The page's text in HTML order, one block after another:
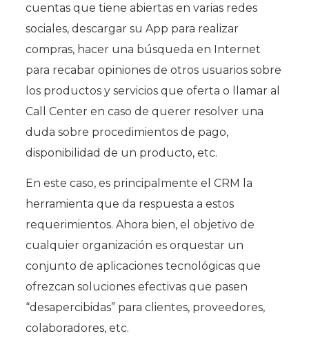
cuentas que tiene abiertas en varias redes
sociales, descargar su App para realizar
compras, hacer una búsqueda en Internet
para recabar opiniones de otros usuarios sobre
los productos y servicios que oferta o llamar al
Call Center en caso de querer resolver una
duda sobre procedimientos de pago,
disponibilidad de un producto, etc.
En este caso, es principalmente el CRM la
herramienta que da respuesta a estos
requerimientos. Ahora bien, el objetivo de
cualquier organización es orquestar un
conjunto de aplicaciones tecnológicas que
ofrezcan soluciones efectivas que pasen
“desapercibidas” para clientes, proveedores,
colaboradores, etc.